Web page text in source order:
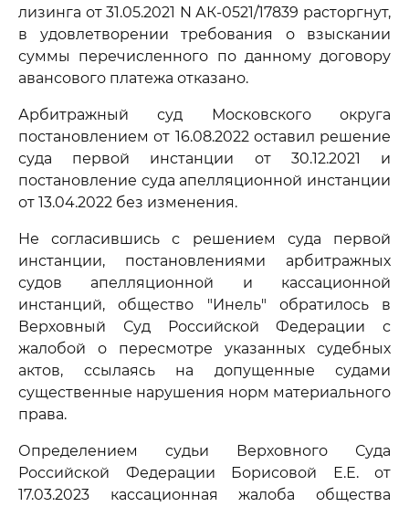
лизинга от 31.05.2021 N АК-0521/17839 расторгнут,
в удовлетворении требования о взыскании
суммы перечисленного по данному договору
авансового платежа отказано.
Арбитражный суд Московского округа
постановлением от 16.08.2022 оставил решение
суда первой инстанции от 30.12.2021 и
постановление суда апелляционной инстанции
от 13.04.2022 без изменения.
Не согласившись с решением суда первой
инстанции, постановлениями арбитражных
судов апелляционной и кассационной
инстанций, общество "Инель" обратилось в
Верховный Суд Российской Федерации с
жалобой о пересмотре указанных судебных
актов, ссылаясь на допущенные судами
существенные нарушения норм материального
права.
Определением судьи Верховного Суда
Российской Федерации Борисовой Е.Е. от
17.03.2023 кассационная жалоба общества